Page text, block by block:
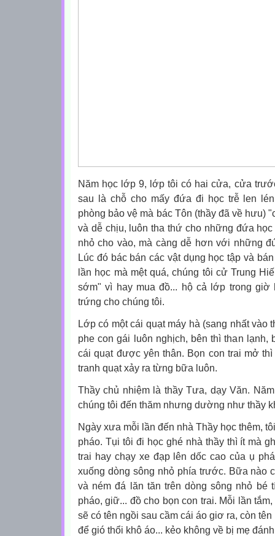
Năm học lớp 9, lớp tôi có hai cửa, cửa
sau là chỗ cho mấy đứa đi học trễ len
phòng bảo vệ mà bác Tôn (thầy đã về hưu)
và dễ chịu, luôn tha thứ cho những đứa
nhỏ cho vào, mà càng dễ hơn với những
Lúc đó bác bán các vật dụng học tập và
lần học mà mệt quá, chúng tôi cử Trung
sớm" vì hay mua đồ... hộ cả lớp trong giờ
trứng cho chúng tôi.
Lớp có một cái quạt máy hà (sang nhất vào
phe con gái luôn nghịch, bên thì than lạnh,
cái quạt được yên thân. Bọn con trai mở
tranh quạt xảy ra từng bữa luôn.
Thầy chủ nhiệm là thầy Tưa, dạy Văn.
chúng tôi đến thăm nhưng dường như thầy
Ngày xưa mỗi lần đến nhà Thầy học thêm,
pháo. Tụi tôi đi học ghé nhà thầy thì ít mà
trai hay chạy xe đạp lên dốc cao của ụ
xuống dòng sông nhỏ phía trước. Bữa nào
và ném đá lăn tăn trên dòng sông nhỏ bé
pháo, giữ... đồ cho bọn con trai. Mỗi lần
sẽ có tên ngồi sau cầm cái áo giơ ra, còn
để gió thổi khô áo... kẻo không về bị mẹ